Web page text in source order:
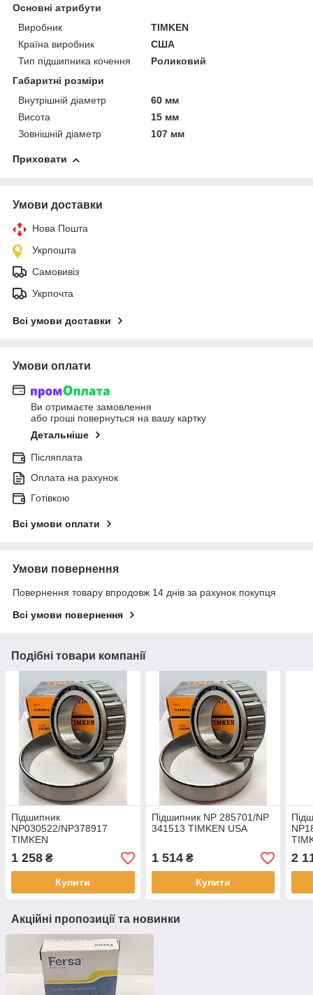
Основні атрибути
Виробник
TIMKEN
Країна виробник
США
Тип підшипника кочення
Роликовий
Габаритні розміри
Внутрішній діаметр
60 мм
Висота
15 мм
Зовнішній діаметр
107 мм
Приховати
Умови доставки
Нова Пошта
Укрпошта
Самовивіз
Укрпочта
Всі умови доставки
Умови оплати
Ви отримаєте замовлення
або гроші повернуться на вашу картку
Детальніше
Післяплата
Оплата на рахунок
Готівкою
Всі умови оплати
Умови повернення
Повернення товару впродовж 14 днів за рахунок покупця
Всі умови повернення
Подібні товари компанії
Підшипник
NP030522/NP378917
TIMKEN
1 258 ₴
Купити
Підшипник NP 285701/NP
341513 TIMKEN USA
1 514₴
Купити
2
Акційні пропозиції та новинки